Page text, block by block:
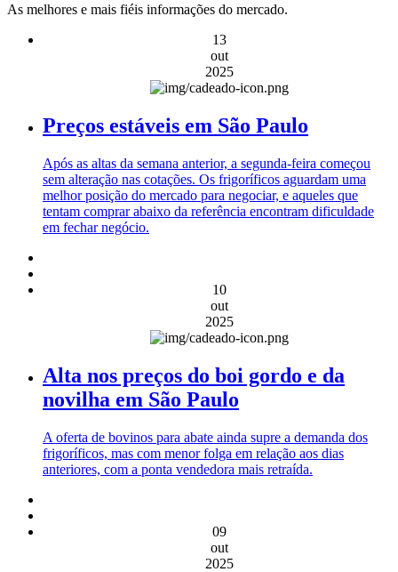
As melhores e mais fiéis informações do mercado.
13
out
2025
Preços estáveis em São Paulo
Após as altas da semana anterior, a segunda-feira começou
sem alteração nas cotações. Os frigoríficos aguardam uma
melhor posição do mercado para negociar, e aqueles que
tentam comprar abaixo da referência encontram dificuldade
em fechar negócio.
10
out
2025
Alta nos preços do boi gordo e da
novilha em São Paulo
A oferta de bovinos para abate ainda supre a demanda dos
frigoríficos, mas com menor folga em relação aos dias
anteriores, com a ponta vendedora mais retraída.
09
out
2025